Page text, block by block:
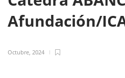
Afundación/
Octubre, 2024